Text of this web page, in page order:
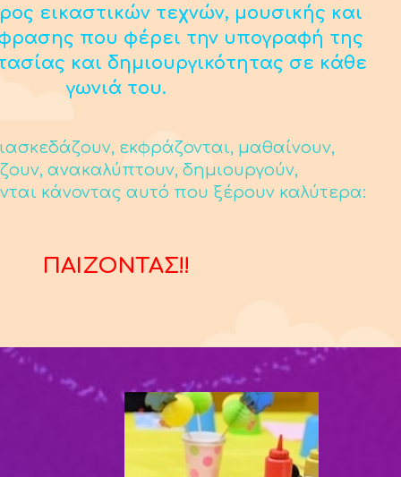
εικαστικών τεχνών, μουσικής και
που φέρει την υπογραφή της
και δημιουργικότητας σε κάθε
γωνιά του.
εκφράζονται, μαθαίνουν,
ανακαλύπτουν, δημιουργούν,
κάνοντας αυτό που ξέρουν καλύτερα:
ΠΑΙΖΟΝΤΑΣ!!